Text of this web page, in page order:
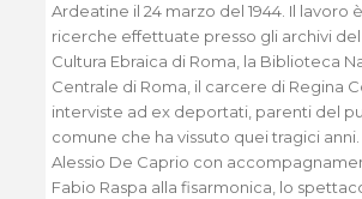
Ardeatine il 24 marzo del 1944. Il lavoro
ricerche effettuate presso gli archivi
Cultura Ebraica di Roma, la Biblioteca
Centrale di Roma, il carcere di Regina
interviste ad ex deportati, parenti del
comune che ha vissuto quei tragici
Alessio De Caprio con
Fabio Raspa alla fisarmonica, lo